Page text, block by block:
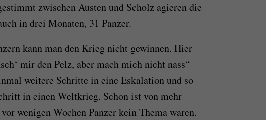
zwischen Austen und Scholz agieren die
in drei Monaten, 31 Panzer.
kann man den Krieg nicht gewinnen. Hier
mir den Pelz, aber mach mich nicht nass“
weitere Schritte in eine Eskalation und so
in einen Weltkrieg. Schon ist von mehr
wenigen Wochen Panzer kein Thema waren.